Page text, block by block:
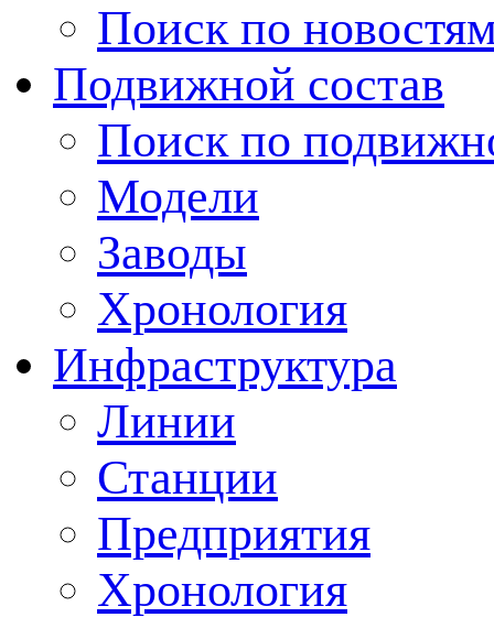
Поиск по
Подвижной состав
Поиск по
Модели
Заводы
Хронология
Инфраструктура
Линии
Станции
Предприятия
Хронология